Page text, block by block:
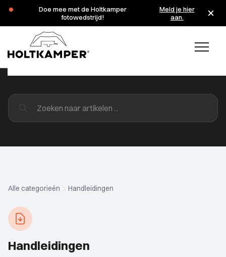
Doe mee met de Holtkamper
fotowedstrijd!
Meld je hier
aan.
Alle categorieën Handleidingen
Handleidingen